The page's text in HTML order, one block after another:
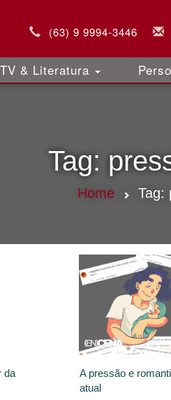
(63) 9 9994-3446
& Literatura
Tag:
Home Tag:
da
A pressão e
atual